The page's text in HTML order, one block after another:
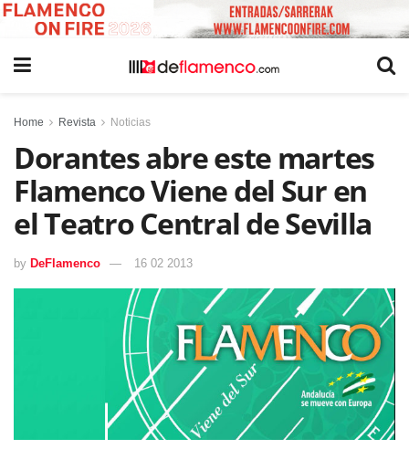
Home Revista Noticias
Dorantes abre este martes
Flamenco Viene del Sur en
el Teatro Central de Sevilla
by DeFlamenco 16 02 2013